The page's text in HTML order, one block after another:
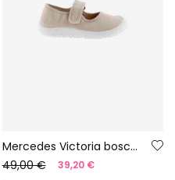
Mercedes Victoria bosco barefoot in tela color ghiaccio
49,00 €
39,20 €